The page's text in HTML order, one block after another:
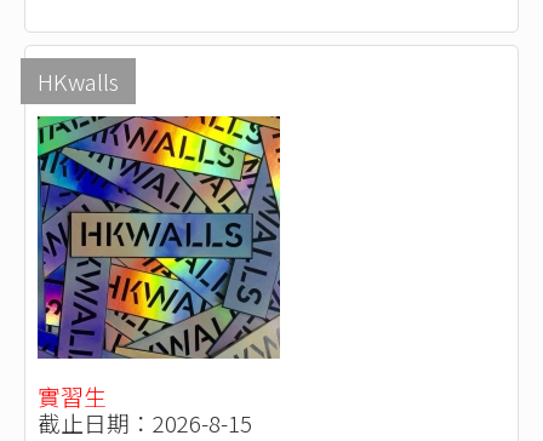
HKwalls
實習生
截止日期：2026-8-15